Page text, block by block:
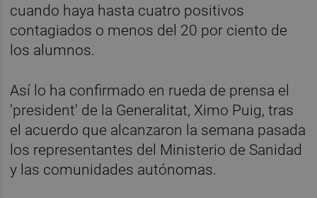
cuando haya hasta cuatro positivos
contagiados o menos del 20 por ciento de
los alumnos.
Así lo ha confirmado en rueda de prensa el
'president' de la Generalitat, Ximo Puig, tras
el acuerdo que alcanzaron la semana pasada
los representantes del Ministerio de Sanidad
y las comunidades autónomas.